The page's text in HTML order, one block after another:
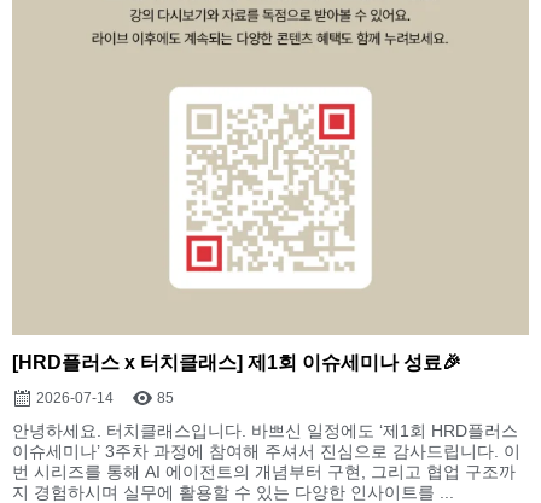
[HRD플러스 x 터치클래스] 제1회 이슈세미나 성료🎉
2026-07-14 85
안녕하세요. 터치클래스입니다. 바쁘신 일정에도 ‘제1회 HRD플러스
이슈세미나’ 3주차 과정에 참여해 주셔서 진심으로 감사드립니다. 이
번 시리즈를 통해 AI 에이전트의 개념부터 구현, 그리고 협업 구조까
지 경험하시며 실무에 활용할 수 있는 다양한 인사이트를 ...